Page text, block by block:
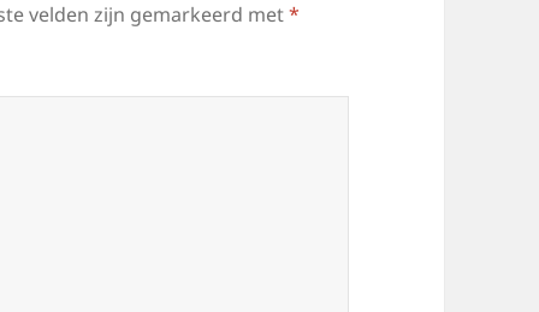
velden zijn gemarkeerd met*